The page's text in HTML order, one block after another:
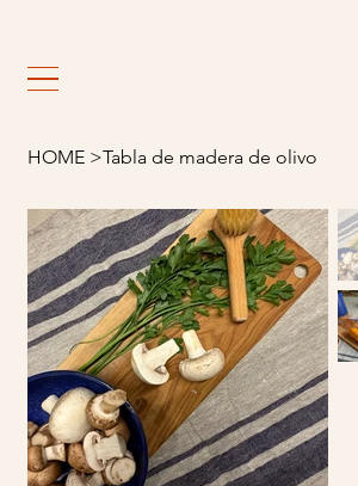
HOME >Tabla de madera de olivo